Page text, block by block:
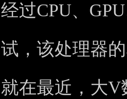
过CPU、
，该处理器
在最近，大